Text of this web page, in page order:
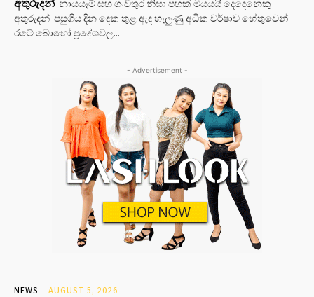
අතුරුදන් නායයෑම් සහ ගංවතුර නිසා පහක් මියයයි දෙදෙනෙකු
අතුරුදන් පසුගිය දින දෙක තුළ ඇද හැලුණු අධික වර්ෂාව හේතුවෙන්
රටේ බොහෝ ප්‍රදේශවල...
- Advertisement -
NEWS AUGUST 5, 2026